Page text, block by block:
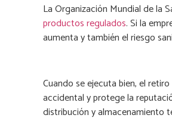
La Organización Mundial de la
productos regulados. Si la
aumenta y también el riesgo
Cuando se ejecuta bien, el
accidental y protege la
distribución y almacenamiento